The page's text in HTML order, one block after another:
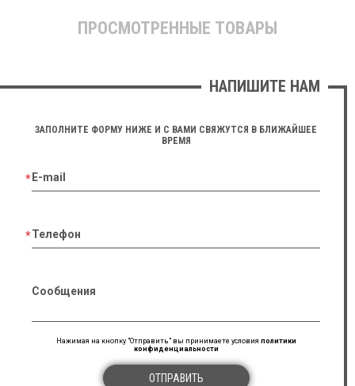
ПРОСМОТРЕННЫЕ ТОВАРЫ
НАПИШИТЕ НАМ
ЗАПОЛНИТЕ ФОРМУ НИЖЕ И С ВАМИ СВЯЖУТСЯ В БЛИЖАЙШЕЕ
ВРЕМЯ
E-mail
Телефон
Сообщения
Нажимая на кнопку "Отправить" вы принимаете условия политики
конфиденциальности
ОТПРАВИТЬ